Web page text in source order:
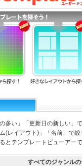
多い」「更新日の新しい」
(レイアウト)」「名前」で絞
とテンプレートビューアー
すべてのジャンル